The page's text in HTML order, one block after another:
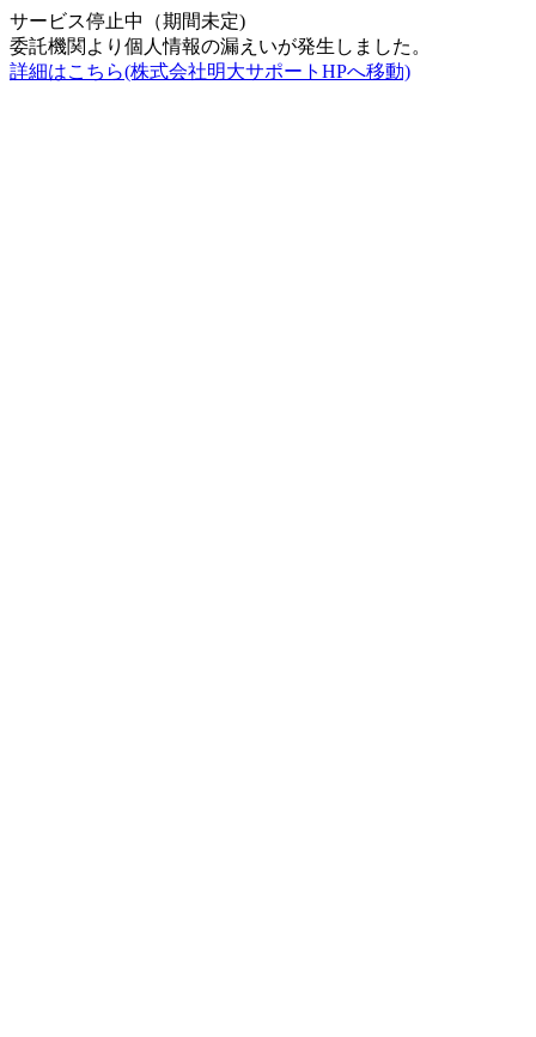
サービス停止中（期間未定)
委託機関より個人情報の漏えいが発生しました。
詳細はこちら(株式会社明大サポートHPへ移動)